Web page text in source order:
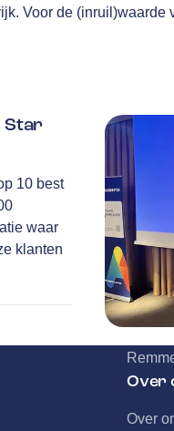
Voor de
Star
10 best
waar
klanten
Airco
Accu
Garantie
Over
Over